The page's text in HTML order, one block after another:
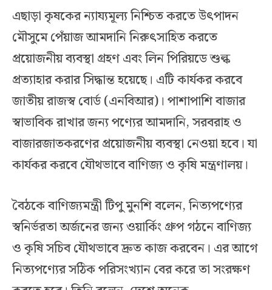
এছাড়া কৃষকের ন্যায্যমূল্য নিশ্চিত করতে উৎপাদন
মৌসুমে পেঁয়াজ আমদানি নিরুৎসাহিত করতে
প্রয়োজনীয় ব্যবস্থা গ্রহণ এবং লিন পিরিয়ডে শুল্ক
প্রত্যাহার করার সিদ্ধান্ত হয়েছে। এটি কার্যকর করবে
জাতীয় রাজস্ব বোর্ড (এনবিআর)। পাশাপাশি বাজার
স্বাভাবিক রাখার জন্য পণ্যের আমদানি, সরবরাহ ও
বাজারজাতকরণের প্রয়োজনীয় ব্যবস্থা নে‌ওয়া হবে। যা
কার্যকর করবে যৌথভাবে বাণিজ্য ও কৃষি মন্ত্রণালয়।
বৈঠকে বাণিজ্যমন্ত্রী টিপু মুনশি বলেন, নিত্যপণ্যের
স্বনির্ভরতা অর্জনের জন্য ওয়ার্কিং গ্রুপ গঠনে বাণিজ্য
ও কৃষি সচিব যৌথভাবে দ্রুত কাজ করবেন। এর আগে
নিত্যপণ্যের সঠিক পরিসংখ্যান বের করে তা সংরক্ষণ